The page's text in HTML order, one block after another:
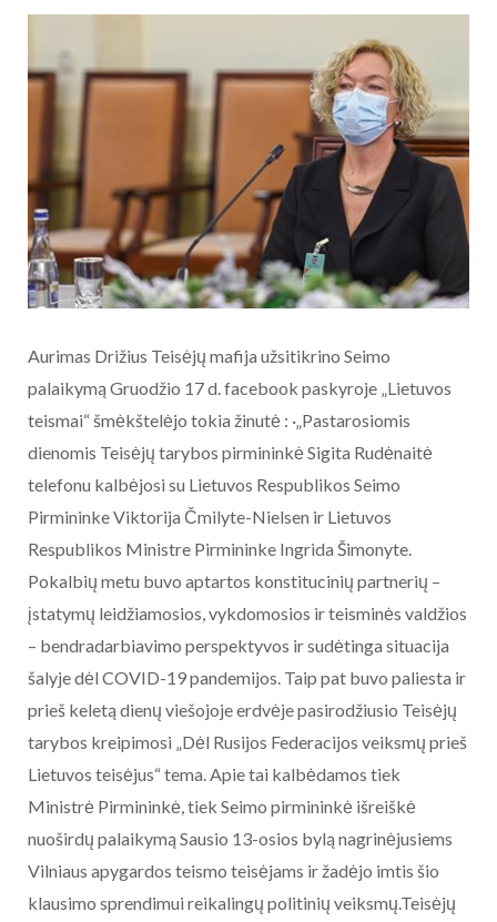
Aurimas Drižius Teisėjų mafija užsitikrino Seimo
palaikymą Gruodžio 17 d. facebook paskyroje „Lietuvos
teismai“ šmėkštelėjo tokia žinutė : ·„Pastarosiomis
dienomis Teisėjų tarybos pirmininkė Sigita Rudėnaitė
telefonu kalbėjosi su Lietuvos Respublikos Seimo
Pirmininke Viktorija Čmilyte-Nielsen ir Lietuvos
Respublikos Ministre Pirmininke Ingrida Šimonyte.
Pokalbių metu buvo aptartos konstitucinių partnerių –
įstatymų leidžiamosios, vykdomosios ir teisminės valdžios
– bendradarbiavimo perspektyvos ir sudėtinga situacija
šalyje dėl COVID-19 pandemijos. Taip pat buvo paliesta ir
prieš keletą dienų viešojoje erdvėje pasirodžiusio Teisėjų
tarybos kreipimosi „Dėl Rusijos Federacijos veiksmų prieš
Lietuvos teisėjus“ tema. Apie tai kalbėdamos tiek
Ministrė Pirmininkė, tiek Seimo pirmininkė išreiškė
nuoširdų palaikymą Sausio 13-osios bylą nagrinėjusiems
Vilniaus apygardos teismo teisėjams ir žadėjo imtis šio
klausimo sprendimui reikalingų politinių veiksmų.Teisėjų